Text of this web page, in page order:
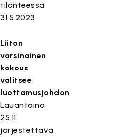
tilanteessa
31.5.2023.
Liiton
varsinainen
kokous
valitsee
luottamusjohdon
Lauantaina
25.11.
järjestettävä